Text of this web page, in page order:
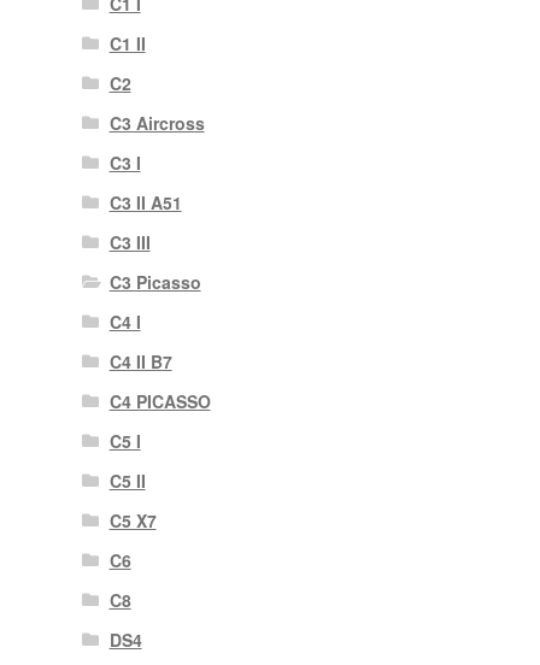
C1 II
C2
C3 Aircross
C3 I
C3 II A51
C3 III
C3 Picasso
C4 I
C4 II B7
C4 PICASSO
C5 I
C5 II
C5 X7
C6
C8
DS4